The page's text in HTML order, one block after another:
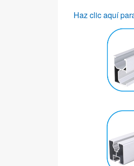
Haz clic aquí